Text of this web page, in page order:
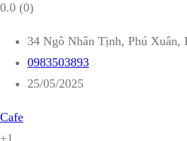
0.0 (0)
34 Ngô Nhân Tịnh, Phú Xuân,
0983503893
25/05/2025
Cafe
+1